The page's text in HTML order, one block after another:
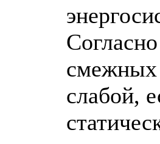
смежных
слабой,